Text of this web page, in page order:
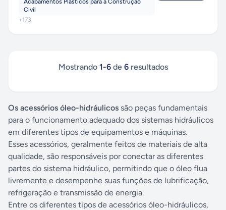
Acabamentos Plásticos para a Construção
Civil
+173
Mostrando 1-6de 6resultados
Os acessórios óleo-hidráulicos são peças fundamentais
para o funcionamento adequado dos sistemas hidráulicos
em diferentes tipos de equipamentos e máquinas.
Esses acessórios, geralmente feitos de materiais de alta
qualidade, são responsáveis por conectar as diferentes
partes do sistema hidráulico, permitindo que o óleo flua
livremente e desempenhe suas funções de lubrificação,
refrigeração e transmissão de energia.
Entre os diferentes tipos de acessórios óleo-hidráulicos,